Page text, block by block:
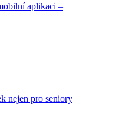
aplikaci –
nejen pro seniory